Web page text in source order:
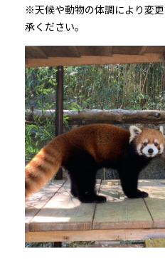
※天候や動物の体調により変
承ください。